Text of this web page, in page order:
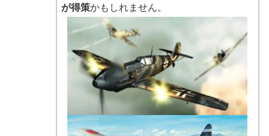
が得策かもしれません。